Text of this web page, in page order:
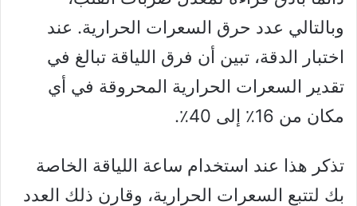
وبالتالي عدد حرق السعرات الحرارية. عند
اختبار الدقة، تبين أن فرق اللياقة تبالغ في
تقدير السعرات الحرارية المحروقة في أي
مكان من 16٪ إلى 40٪.
تذكر هذا عند استخدام ساعة اللياقة الخاصة
بك لتتبع السعرات الحرارية، وقارن ذلك العدد